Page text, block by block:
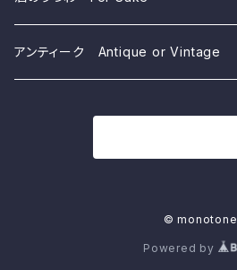
アンティーク Antique or Vintage
© monotone
Powered by